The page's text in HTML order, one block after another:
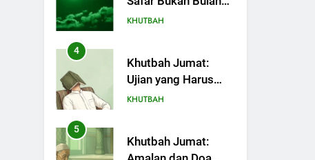
Sial
KHUTBAH
4
Khutbah Jumat:
Ujian yang Harus
Kita Syukuri
KHUTBAH
5
Khutbah Jumat: